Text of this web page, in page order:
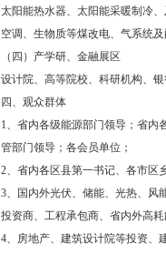
太阳能热水器、太阳能采暖制冷
空调、生物质等煤改电、气系统
（四）产学研、金融展区
设计院、高等院校、科研机构、
四、观众群体
1、省内各级能源部门领导；省内
管部门领导；各会员单位；
2、省内各区县第一书记、各市区
3、国内外光伏、储能、光热、风
投资商、工程承包商、省内外高
4、房地产、建筑设计院等投资、